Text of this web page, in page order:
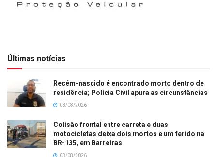
Últimas notícias
Recém-nascido é encontrado morto dentro de
residência; Polícia Civil apura as circunstâncias
03/08/2026
Colisão frontal entre carreta e duas
motocicletas deixa dois mortos e um ferido na
BR-135, em Barreiras
03/08/2026